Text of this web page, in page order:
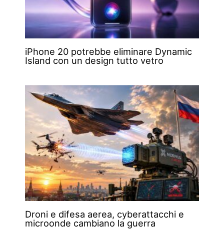
iPhone 20 potrebbe eliminare Dynamic
Island con un design tutto vetro
Droni e difesa aerea, cyberattacchi e
microonde cambiano la guerra